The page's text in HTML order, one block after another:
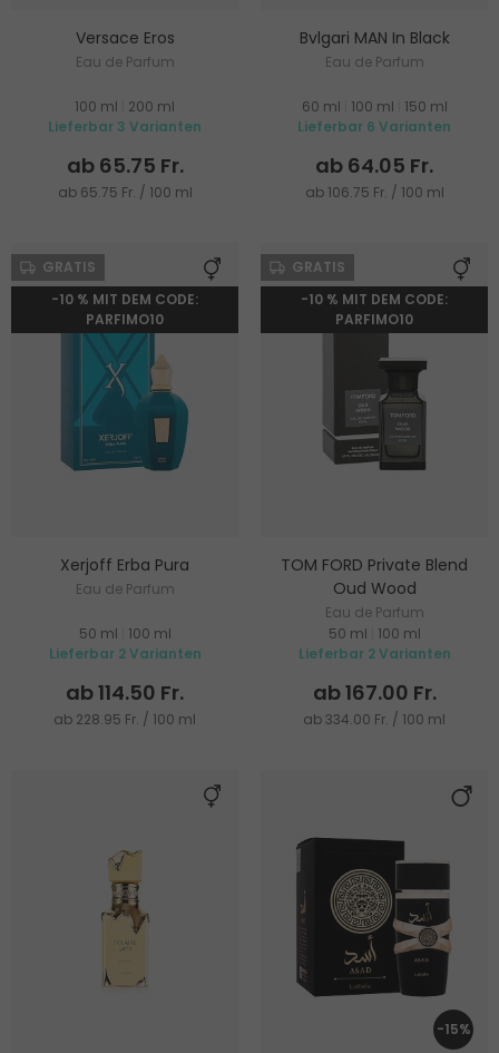
Versace Eros
Eau de Parfum
100 ml
200 ml
Lieferbar 3 Varianten
ab 65.75 Fr.
ab 65.75 Fr. / 100 ml
Bvlgari MAN In Black
Eau de Parfum
60 ml 100 ml
150 ml
Lieferbar 6 Varianten
ab 64.05 Fr.
ab 106.75 Fr. / 100 ml
GRATIS
-10 % MIT DEM CODE:
PARFIMO10
Xerjoff Erba Pura
Eau de Parfum
50 ml
100 ml
Lieferbar 2 Varianten
ab 114.50 Fr.
ab 228.95 Fr. / 100 ml
GRATIS
-10 % MIT DEM CODE:
PARFIMO10
TOM FORD Private Blend
Oud Wood
Eau de Parfum
50 ml
100 ml
Lieferbar 2 Varianten
ab 167.00 Fr.
ab 334.00 Fr. / 100 ml
-15%